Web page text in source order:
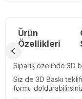
Ürün
Özellikleri
Sipariş özelinde 3D
Siz de 3D Baskı
formu